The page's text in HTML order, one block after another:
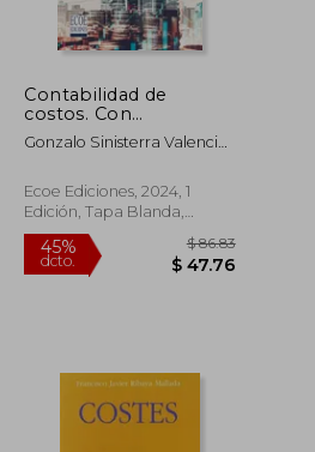
$ 38.52
Contabilidad de
costos. Con
aproximación a las
NIC/NIFF
Gonzalo Sinisterra Valencia,
Ecoe Ediciones, 2024, 1
Edición, Tapa Blanda,
Nuevo